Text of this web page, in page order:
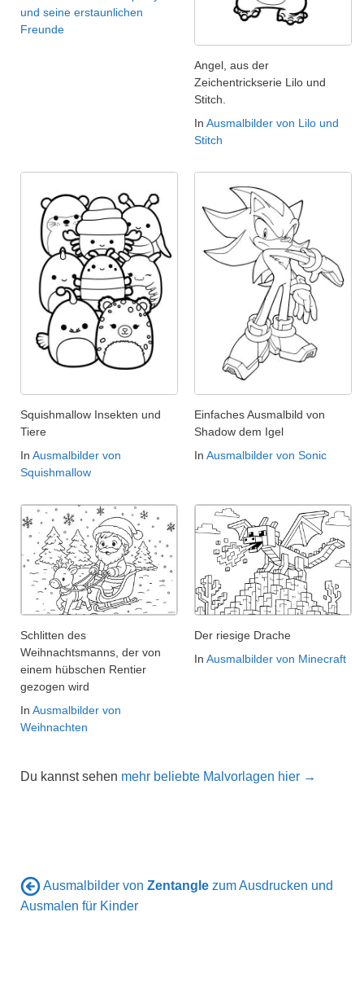
und seine erstaunlichen
Freunde
Angel, aus der
Zeichentrickserie Lilo und
Stitch.
In Ausmalbilder von Lilo und
Stitch
Squishmallow Insekten und
Tiere
In Ausmalbilder von
Squishmallow
Einfaches Ausmalbild von
Shadow dem Igel
In Ausmalbilder von Sonic
Schlitten des
Weihnachtsmanns, der von
einem hübschen Rentier
gezogen wird
In Ausmalbilder von
Weihnachten
Der riesige Drache
In Ausmalbilder von Minecraft
Du kannst sehen mehr beliebte Malvorlagen hier →
Ausmalbilder von Zentangle zum Ausdrucken und
Ausmalen für Kinder